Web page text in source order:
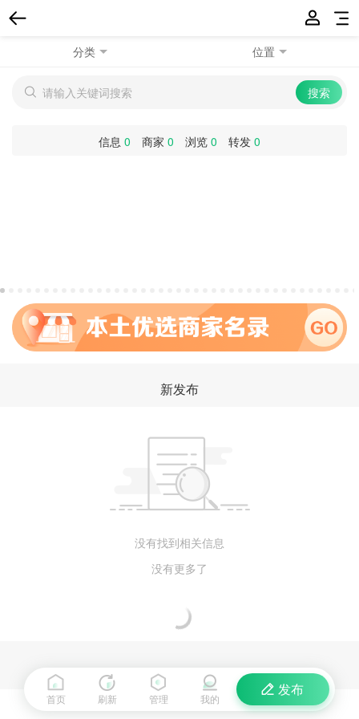
分类 位置
信息 0 商家 0 浏览 0 转发 0
新发布
没有找到相关信息
没有更多了
首页 刷新
发布
管理 我的